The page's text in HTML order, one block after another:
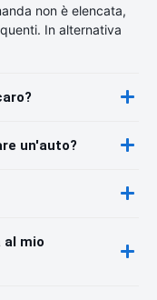
non è elencata,
In alternativa
un'auto?
al mio